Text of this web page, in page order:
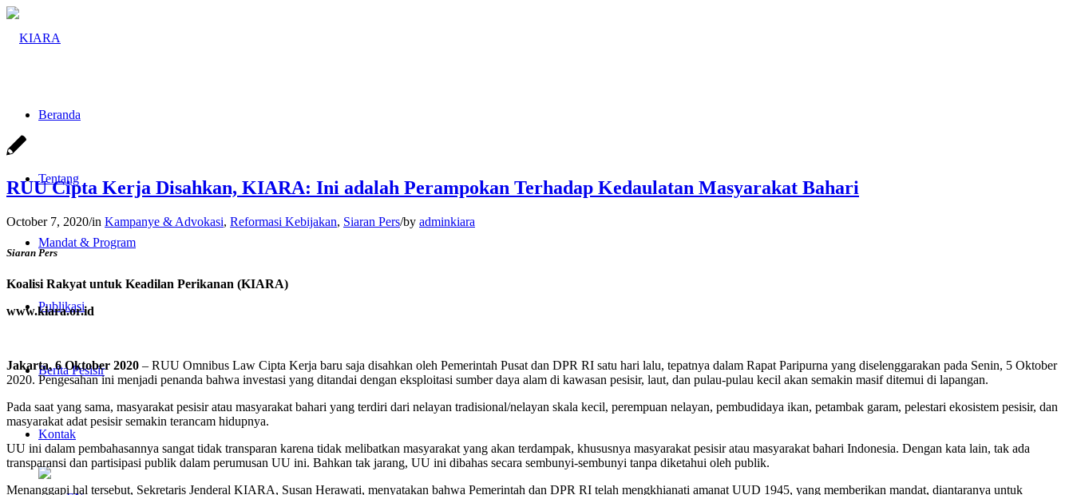
Beranda
Tentang
Mandat & Program
Publikasi
Berita Pesisir
Kontak
RUU Cipta Kerja Disahkan, KIARA: Ini adalah Perampokan Terhadap Kedaulatan Masyarakat Bahari
October 7, 2020/in Kampanye & Advokasi, Reformasi Kebijakan, Siaran Pers/by adminkiara
Siaran Pers
Koalisi Rakyat untuk Keadilan Perikanan (KIARA)
www.kiara.or.id
Jakarta, 6 Oktober 2020 – RUU Omnibus Law Cipta Kerja baru saja disahkan oleh Pemerintah Pusat dan DPR RI satu hari lalu, tepatnya dalam Rapat Paripurna yang diselenggarakan pada Senin, 5 Oktober
2020. Pengesahan ini menjadi penanda bahwa investasi yang ditandai dengan eksploitasi sumber daya alam di kawasan pesisir, laut, dan pulau-pulau kecil akan semakin masif ditemui di lapangan.
Pada saat yang sama, masyarakat pesisir atau masyarakat bahari yang terdiri dari nelayan tradisional/nelayan skala kecil, perempuan nelayan, pembudidaya ikan, petambak garam, pelestari ekosistem pesisir, dan
masyarakat adat pesisir semakin terancam hidupnya.
UU ini dalam pembahasannya sangat tidak transparan karena tidak melibatkan masyarakat yang akan terdampak, khususnya masyarakat pesisir atau masyarakat bahari Indonesia. Dengan kata lain, tak ada
transparansi dan partisipasi publik dalam perumusan UU ini. Bahkan tak jarang, UU ini dibahas secara sembunyi-sembunyi tanpa diketahui oleh publik.
Menanggapi hal tersebut, Sekretaris Jenderal KIARA, Susan Herawati, menyatakan bahwa Pemerintah dan DPR RI telah mengkhianati amanat UUD 1945, yang memberikan mandat, diantaranya untuk